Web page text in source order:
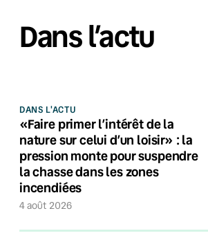
Dans l’actu
DANS L'ACTU
«Faire primer l’intérêt de la
nature sur celui d’un loisir» : la
pression monte pour suspendre
la chasse dans les zones
incendiées
4 août 2026